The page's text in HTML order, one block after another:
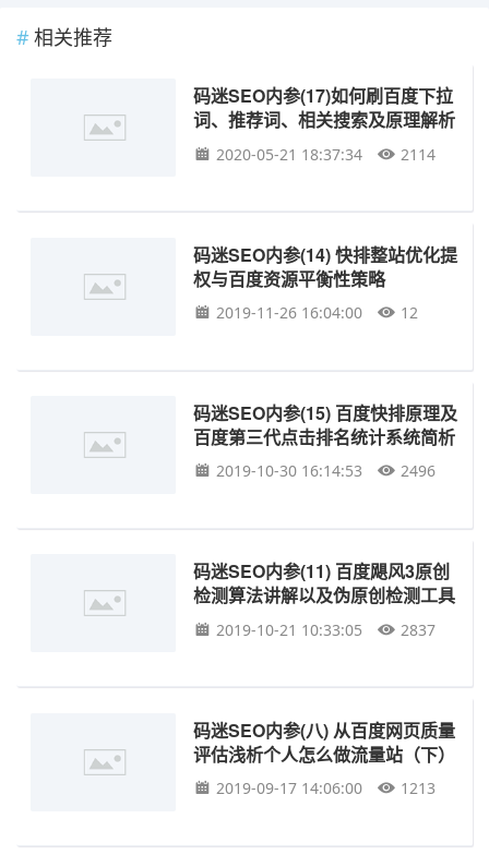
相关推荐
码迷SEO内参(17)如何刷百度下拉
词、推荐词、相关搜索及原理解析
2020-05-21 18:37:34 2114
码迷SEO内参(14) 快排整站优化提
权与百度资源平衡性策略
2019-11-26 16:04:00 12
码迷SEO内参(15) 百度快排原理及
百度第三代点击排名统计系统简析
2019-10-30 16:14:53 2496
码迷SEO内参(11) 百度飓风3原创
检测算法讲解以及伪原创检测工具
2019-10-21 10:33:05 2837
码迷SEO内参(八) 从百度网页质量
评估浅析个人怎么做流量站（下）
2019-09-17 14:06:00 1213